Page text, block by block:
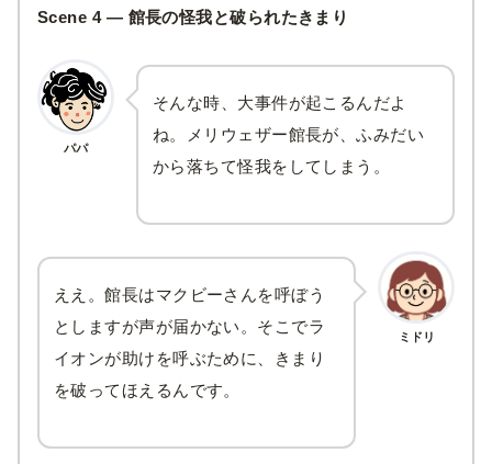
Scene 4 — 館長の怪我と破られたきまり
パパ
そんな時、大事件が起こるんだよ
ね。メリウェザー館長が、ふみだい
から落ちて怪我をしてしまう。
ミドリ
ええ。館長はマクビーさんを呼ぼう
としますが声が届かない。そこでラ
イオンが助けを呼ぶために、きまり
を破ってほえるんです。